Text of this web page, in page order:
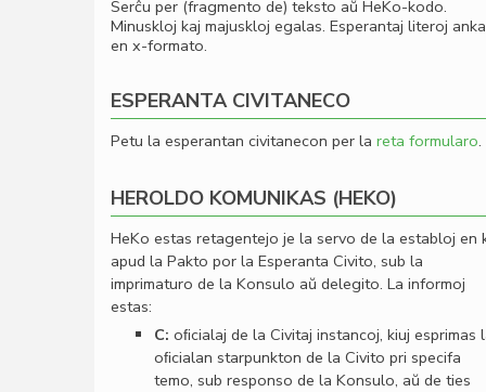
Serĉu per (fragmento de) teksto aŭ HeKo-kodo.
Minuskloj kaj majuskloj egalas. Esperantaj literoj
en x-formato.
ESPERANTA CIVITANECO
Petu la esperantan civitanecon per la reta formularo.
HEROLDO KOMUNIKAS (HEKO)
HeKo estas retagentejo je la servo de la establoj en
apud la Pakto por la Esperanta Civito, sub la
imprimaturo de la Konsulo aŭ delegito. La informoj
estas:
C: oﬁcialaj de la Civitaj instancoj, kiuj esprimas
oﬁcialan starpunkton de la Civito pri specifa
temo, sub responso de la Konsulo, aŭ de ties